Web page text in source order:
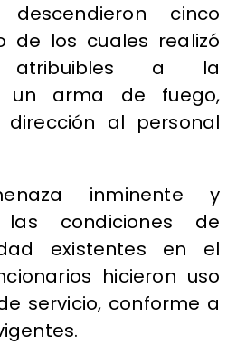
cinco
de los cuales realizó
atribuibles a la
un arma de fuego,
al personal
inminente y
las condiciones de
existentes en el
hicieron uso
servicio, conforme a